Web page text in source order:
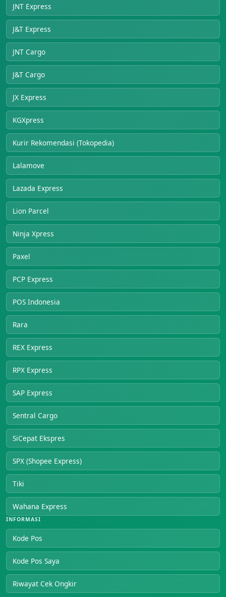
JNT Express
J&T Express
JNT Cargo
J&T Cargo
JX Express
KGXpress
Kurir Rekomendasi (Tokopedia)
Lalamove
Lazada Express
Lion Parcel
Ninja Xpress
Paxel
PCP Express
POS Indonesia
Rara
REX Express
RPX Express
SAP Express
Sentral Cargo
SiCepat Ekspres
SPX (Shopee Express)
Tiki
Wahana Express
INFORMASI
Kode Pos
Kode Pos Saya
Riwayat Cek Ongkir